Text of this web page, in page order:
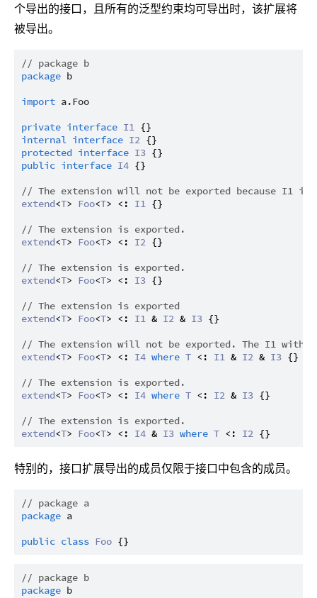
个导出的接口，且所有的泛型约束均可导出时，该扩展将
被导出。
// package b
package b
import a.Foo
private interface I1
internal interface I2
protected interface I3
public interface I4 {}
// The extension will not be exported because I1
extend<T> Foo<T> <: I1 {}
// The extension is exported.
extend<T> Foo<T> <: I2 {}
// The extension is exported.
extend<T> Foo<T> <: I3 {}
// The extension is exported
extend<T> Foo<T> <: I1 & I2 & I3 {}
// The extension will not be exported. The I1 with
extend<T> Foo<T> <: I4 where T <: I1 & I2 & I3 {}
// The extension is exported.
extend<T> Foo<T> <: I4 where T <: I2 & I3 {}
// The extension is exported.
extend<T> Foo<T> <: I4 & I3 where T <: I2
特别的，接口扩展导出的成员仅限于接口中包含的成员。
// package a
package a
public class Foo
// package b
package b